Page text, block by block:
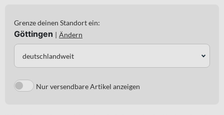
Grenze deinen Standort ein:
Göttingen | Ändern
deutschlandweit
Nur versendbare Artikel anzeigen